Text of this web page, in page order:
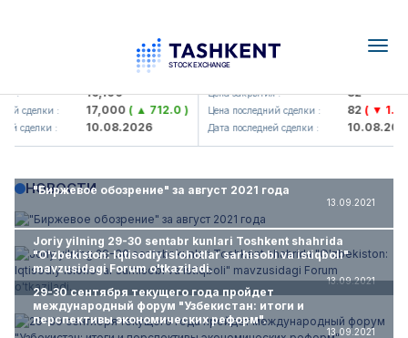
16,100
сделки : 17,000( ▲ 712.0 )
сделки : 10.08.2026
KFSK (<Kafolat sug'urta
Цена закрытия : 82
Цена последний сделки : 82( ▼ 1.91 )
Дата последней сделки : 10.08.2026
НОВОСТИ
"Биржевое обозрение" за август 2021 года
13.09.2021
Joriy yilning 29-30 sentabr kunlari Toshkent shahrida
"O'zbekiston: Iqtisodiy islohotlar sarhisobi va istiqboli"
mavzusidagi Forum o'tkaziladi.
13.09.2021
29-30 сентября текущего года пройдет
международный форум "Узбекистан: итоги и
перспективы экономических реформ".
13.09.2021